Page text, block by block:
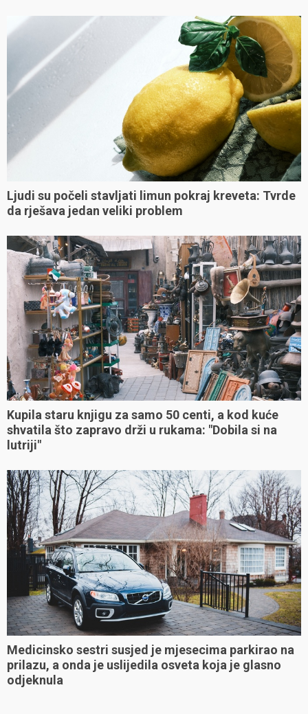
Ljudi su počeli stavljati limun pokraj kreveta: Tvrde
da rješava jedan veliki problem
Kupila staru knjigu za samo 50 centi, a kod kuće
shvatila što zapravo drži u rukama: "Dobila si na
lutriji"
Medicinsko sestri susjed je mjesecima parkirao na
prilazu, a onda je uslijedila osveta koja je glasno
odjeknula